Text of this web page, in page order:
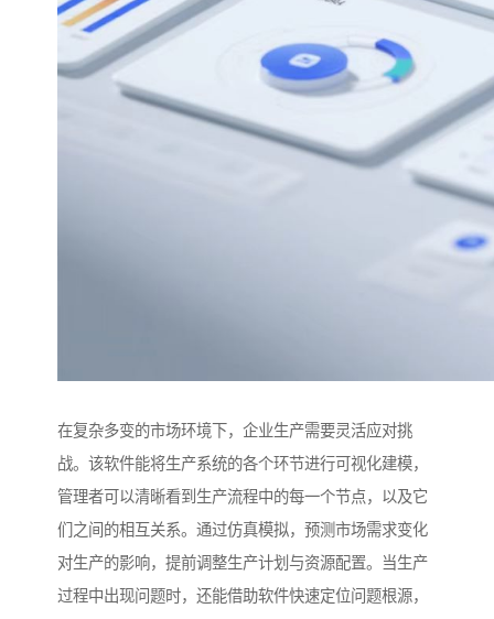
在复杂多变的市场环境下，企业生产需要灵活应对挑
战。该软件能将生产系统的各个环节进行可视化建模，
管理者可以清晰看到生产流程中的每一个节点，以及它
们之间的相互关系。通过仿真模拟，预测市场需求变化
对生产的影响，提前调整生产计划与资源配置。当生产
过程中出现问题时，还能借助软件快速定位问题根源，